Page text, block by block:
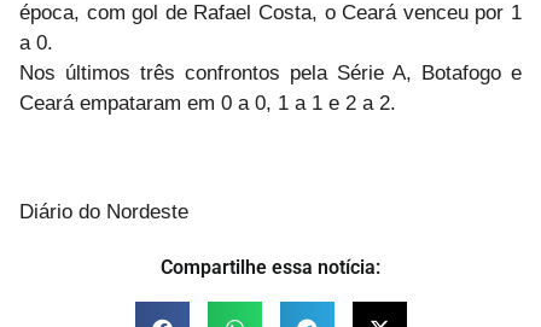
época, com gol de Rafael Costa, o Ceará venceu por 1
a 0.
Nos últimos três confrontos pela Série A, Botafogo e
Ceará empataram em 0 a 0, 1 a 1 e 2 a 2.
Diário do Nordeste
Compartilhe essa notícia: